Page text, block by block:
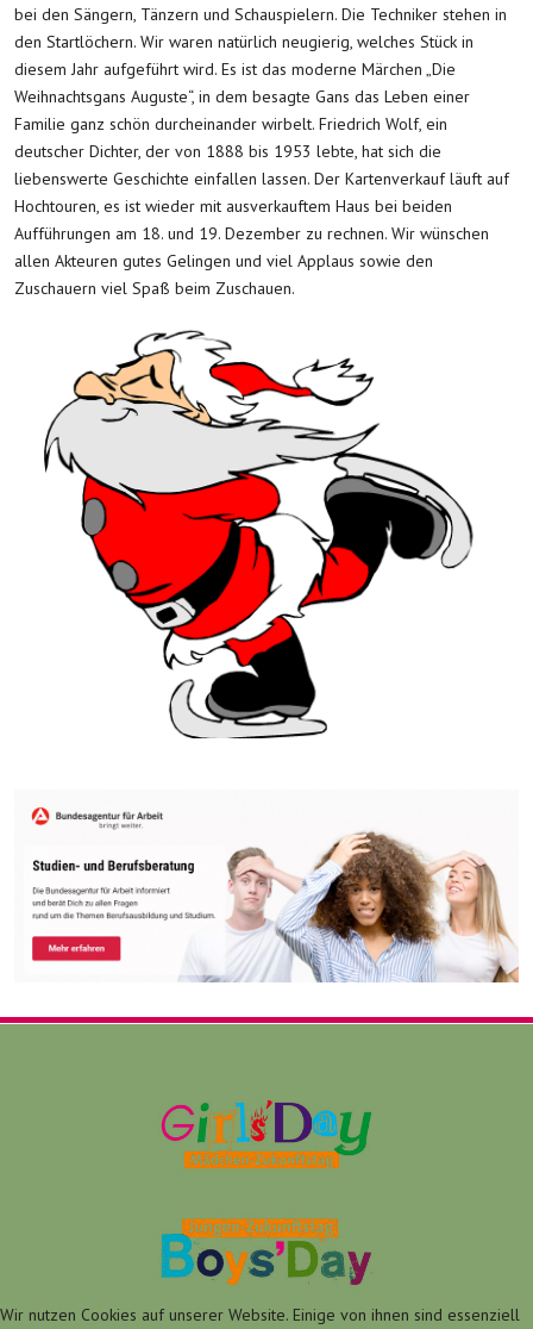
bei den Sängern, Tänzern und Schauspielern. Die Techniker stehen in
den Startlöchern. Wir waren natürlich neugierig, welches Stück in
diesem Jahr aufgeführt wird. Es ist das moderne Märchen „Die
Weihnachtsgans Auguste“, in dem besagte Gans das Leben einer
Familie ganz schön durcheinander wirbelt. Friedrich Wolf, ein
deutscher Dichter, der von 1888 bis 1953 lebte, hat sich die
liebenswerte Geschichte einfallen lassen. Der Kartenverkauf läuft auf
Hochtouren, es ist wieder mit ausverkauftem Haus bei beiden
Aufführungen am 18. und 19. Dezember zu rechnen. Wir wünschen
allen Akteuren gutes Gelingen und viel Applaus sowie den
Zuschauern viel Spaß beim Zuschauen.
Wir nutzen Cookies auf unserer Website. Einige von ihnen sind essenziell